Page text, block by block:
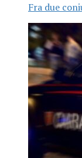
Fra due